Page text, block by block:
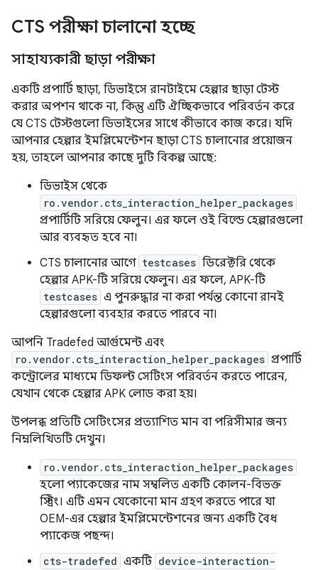
CTS পরীক্ষা চালানো হচ্ছে
সাহায্যকারী ছাড়া পরীক্ষা
একটি প্রপার্টি ছাড়া, ডিভাইসে রানটাইমে হেল্পার ছাড়া টেস্ট
করার অপশন থাকে না, কিন্তু এটি ঐচ্ছিকভাবে পরিবর্তন করে
যে CTS টেস্টগুলো ডিভাইসের সাথে কীভাবে কাজ করে। যদি
আপনার হেল্পার ইমপ্লিমেন্টেশন ছাড়া CTS চালানোর প্রয়োজন
হয়, তাহলে আপনার কাছে দুটি বিকল্প আছে:
ডিভাইস থেকে
ro.vendor.cts_interaction_helper_packages
প্রপার্টিটি সরিয়ে ফেলুন। এর ফলে ওই বিল্ডে হেল্পারগুলো
আর ব্যবহৃত হবে না।
CTS চালানোর আগে testcases ডিরেক্টরি থেকে
হেল্পার APK-টি সরিয়ে ফেলুন। এর ফলে, APK-টি
testcases এ পুনরুদ্ধার না করা পর্যন্ত কোনো রানই
হেল্পারগুলো ব্যবহার করতে পারবে না।
আপনি Tradefed আর্গুমেন্ট এবং
ro.vendor.cts_interaction_helper_packages প্রপার্টি
কন্ট্রোলের মাধ্যমে ডিফল্ট সেটিংস পরিবর্তন করতে পারেন,
যেখান থেকে হেল্পার APK লোড করা হয়।
উপলব্ধ প্রতিটি সেটিংসের প্রত্যাশিত মান বা পরিসীমার জন্য
নিম্নলিখিতটি দেখুন।
ro.vendor.cts_interaction_helper_packages
হলো প্যাকেজের নাম সম্বলিত একটি কোলন-বিভক্ত
স্ট্রিং। এটি এমন যেকোনো মান গ্রহণ করতে পারে যা
OEM-এর হেল্পার ইমপ্লিমেন্টেশনের জন্য একটি বৈধ
প্যাকেজ পছন্দ।
cts-tradefed একটি device-interaction-